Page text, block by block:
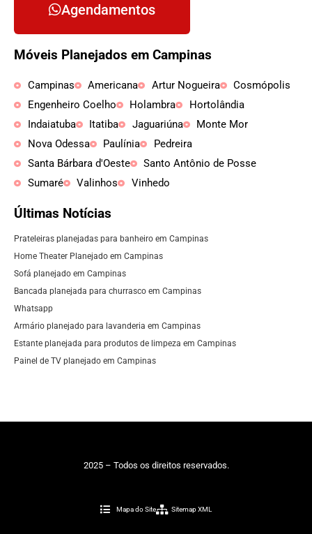
Agendamentos
Móveis Planejados em Campinas
Campinas Americana Artur Nogueira
Cosmópolis
Engenheiro Coelho
Holambra
Hortolândia
Indaiatuba
Itatiba Jaguariúna
Monte Mor
Nova Odessa
Paulínia
Pedreira
Santa Bárbara d'Oeste
Santo Antônio de Posse
Sumaré
Valinhos Vinhedo
Últimas Notícias
Prateleiras planejadas para banheiro em Campinas
Home Theater Planejado em Campinas
Sofá planejado em Campinas
Bancada planejada para churrasco em Campinas
Whatsapp
Armário planejado para lavanderia em Campinas
Estante planejada para produtos de limpeza em Campinas
Painel de TV planejado em Campinas
2025 – Todos os direitos reservados.
Mapa do Site Sitemap XML